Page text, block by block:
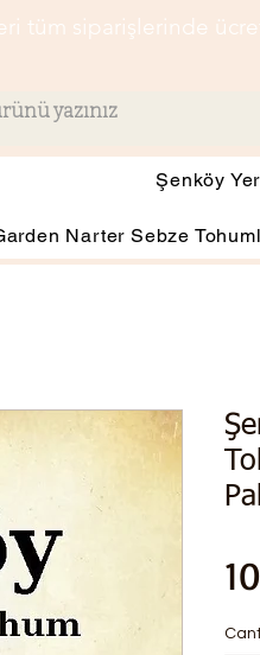
tüm siparişlerinde
Şenköy
Narter Sebze